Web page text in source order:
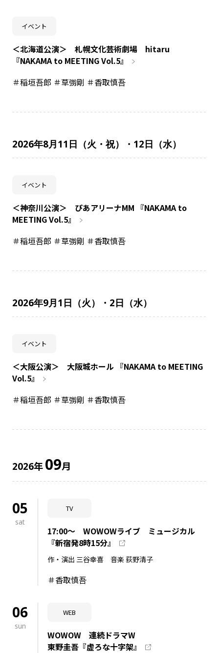
イベント
＜北海道公演＞ 札幌文化芸術劇場 hitaru
『NAKAMA to MEETING Vol.5』
＃稲垣吾郎 ＃草彅剛 ＃香取慎吾
2026年8月11日（火・祝）・12日（水）
イベント
＜神奈川公演＞ ぴあアリーナMM 『NAKAMA to
MEETING Vol.5』
＃稲垣吾郎 ＃草彅剛 ＃香取慎吾
2026年9月1日（火）・2日（水）
イベント
＜大阪公演＞ 大阪城ホール 『NAKAMA to MEETING
Vol.5』
＃稲垣吾郎 ＃草彅剛 ＃香取慎吾
2026年09月
05
sat
TV
17:00～ WOWOWライブ ミュージカル
『新宿発8時15分』
作・演出 三谷幸喜 音楽 荻野清子
＃香取慎吾
06
sun
WEB
WOWOW 連続ドラマW
東野圭吾『虚ろな十字架』